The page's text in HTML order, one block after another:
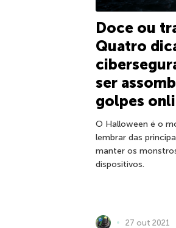
Doce ou
Quatro
ser
golpes
O Halloween é o
lembrar das
manter os
dispositivos.
27 out 2021